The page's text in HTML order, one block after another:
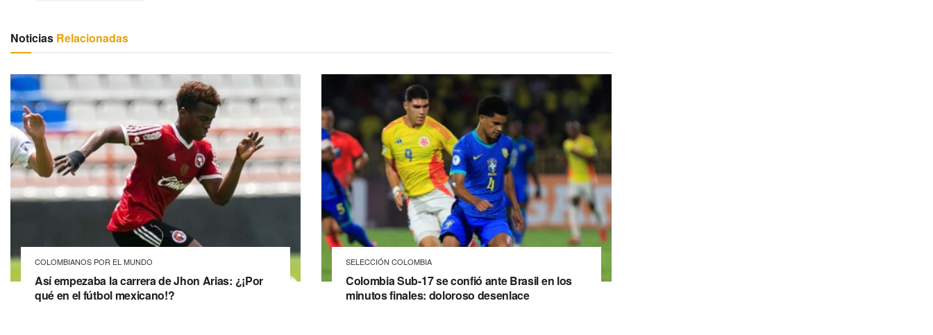
Noticias Relacionadas
COLOMBIANOS POR EL MUNDO
Así empezaba la carrera de Jhon Arias: ¿¡Por
qué en el fútbol mexicano!?
SELECCIÓN COLOMBIA
Colombia Sub-17 se confió ante Brasil en los
minutos finales: doloroso desenlace